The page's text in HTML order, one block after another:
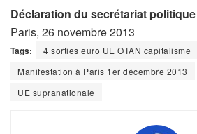
Déclaration du secrétariat
Paris, 26 novembre 2013
Tags:
4 sorties euro UE OTAN capitalisme
Manifestation à Paris 1er décembre 2013
UE supranationale